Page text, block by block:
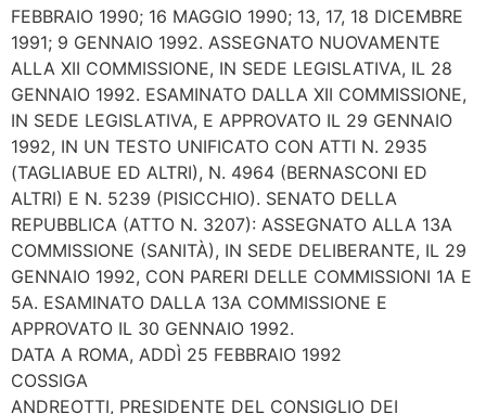
FEBBRAIO 1990; 16 MAGGIO 1990; 13, 17, 18 DICEMBRE
1991; 9 GENNAIO 1992. ASSEGNATO NUOVAMENTE
ALLA XII COMMISSIONE, IN SEDE LEGISLATIVA, IL 28
GENNAIO 1992. ESAMINATO DALLA XII COMMISSIONE,
IN SEDE LEGISLATIVA, E APPROVATO IL 29 GENNAIO
1992, IN UN TESTO UNIFICATO CON ATTI N. 2935
(TAGLIABUE ED ALTRI), N. 4964 (BERNASCONI ED
ALTRI) E N. 5239 (PISICCHIO). SENATO DELLA
REPUBBLICA (ATTO N. 3207): ASSEGNATO ALLA 13A
COMMISSIONE (SANITÀ), IN SEDE DELIBERANTE, IL 29
GENNAIO 1992, CON PARERI DELLE COMMISSIONI 1A E
5A. ESAMINATO DALLA 13A COMMISSIONE E
APPROVATO IL 30 GENNAIO 1992.
DATA A ROMA, ADDÌ 25 FEBBRAIO 1992
COSSIGA
ANDREOTTI, PRESIDENTE DEL CONSIGLIO DEI